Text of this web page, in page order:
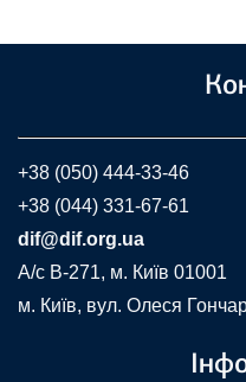
+38 (050) 444-33-46
+38 (044) 331-67-61
dif@dif.org.ua
A/c В-271, м. Київ 01001
м. Київ, вул. Олеся